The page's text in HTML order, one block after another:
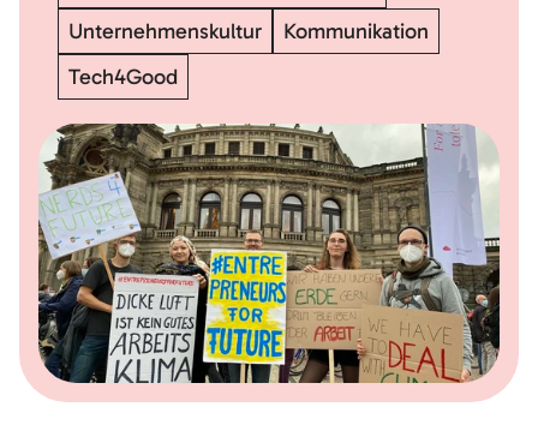
Unternehmenskultur
Kommunikation
Tech4Good